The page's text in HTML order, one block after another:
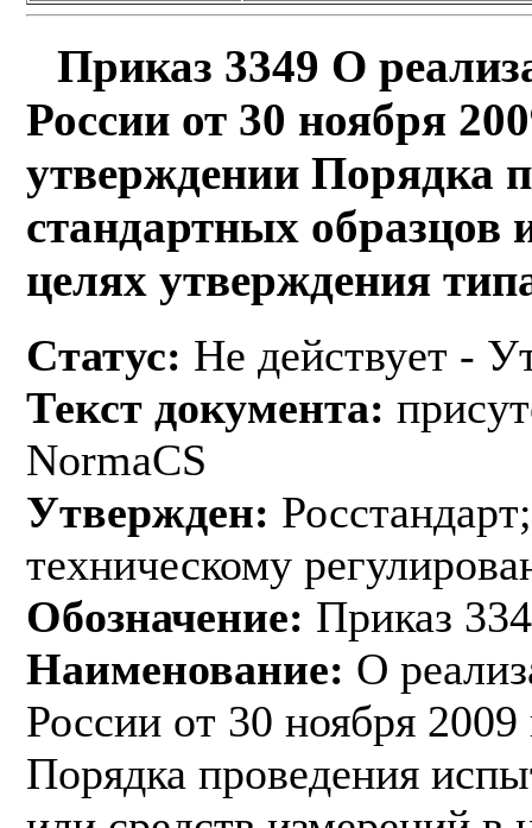
Приказ 3349 О
России от 30 ноября
утверждении Порядка
стандартных образцов
целях утверждения
Статус: Не действует -
Текст документа:
NormaCS
Утвержден:
техническому
Обозначение: Приказ
Наименование: О
России от 30 ноября
Порядка проведения